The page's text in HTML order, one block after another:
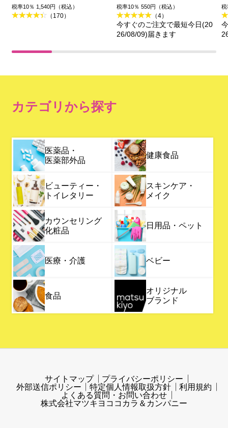
税率10％ 1,540円（税込）
（170）
税率10％ 550円（税込）
（4）
今すぐのご注文で最短今日(20
26/08/09)届きます
税
カテゴリから探す
医薬品・
医薬部外品
健康食品
ビューティー・
トイレタリー
スキンケア・
メイク
カウンセリング
化粧品
日用品・ペット
医療・介護 ベビー
食品
オリジナル
ブランド
サイトマップ
プライバシーポリシー
外部送信ポリシー
特定個人情報取扱方針
利用規約
よくある質問・お問い合わせ
株式会社マツキヨココカラ＆カンパニー